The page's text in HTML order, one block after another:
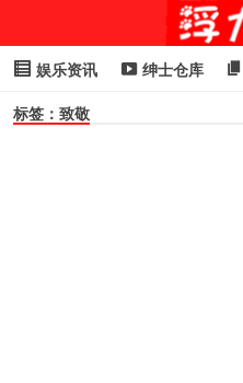
娱乐资讯 绅士仓库
浮力GIF
标签：致敬